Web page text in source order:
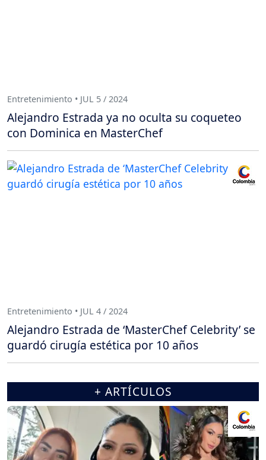
Entretenimiento • JUL 5 / 2024
Alejandro Estrada ya no oculta su coqueteo
con Dominica en MasterChef
Entretenimiento • JUL 4 / 2024
Alejandro Estrada de ‘MasterChef Celebrity’ se
guardó cirugía estética por 10 años
+ ARTÍCULOS